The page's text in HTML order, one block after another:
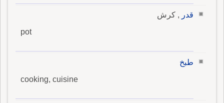
قدر , كرش
pot
طبخ
cooking, cuisine